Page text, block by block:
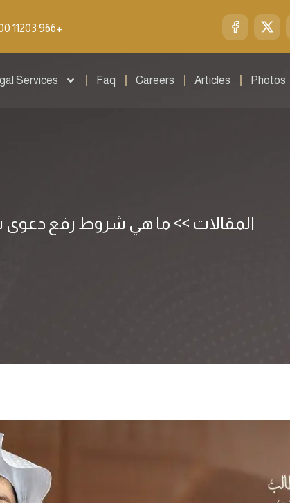
11203 966+
Services Faq Careers Articles Photos
المقالات >> ما هي شروط رفع